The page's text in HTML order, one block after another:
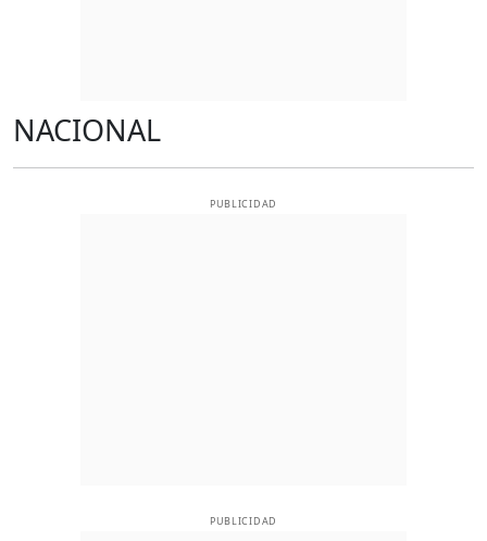
NACIONAL
PUBLICIDAD
PUBLICIDAD